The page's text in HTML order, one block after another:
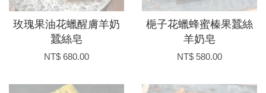
玫瑰果油花蠟醒膚羊奶
蠶絲皂
NT$ 680.00
梔子花蠟蜂蜜榛果蠶絲
羊奶皂
NT$ 580.00